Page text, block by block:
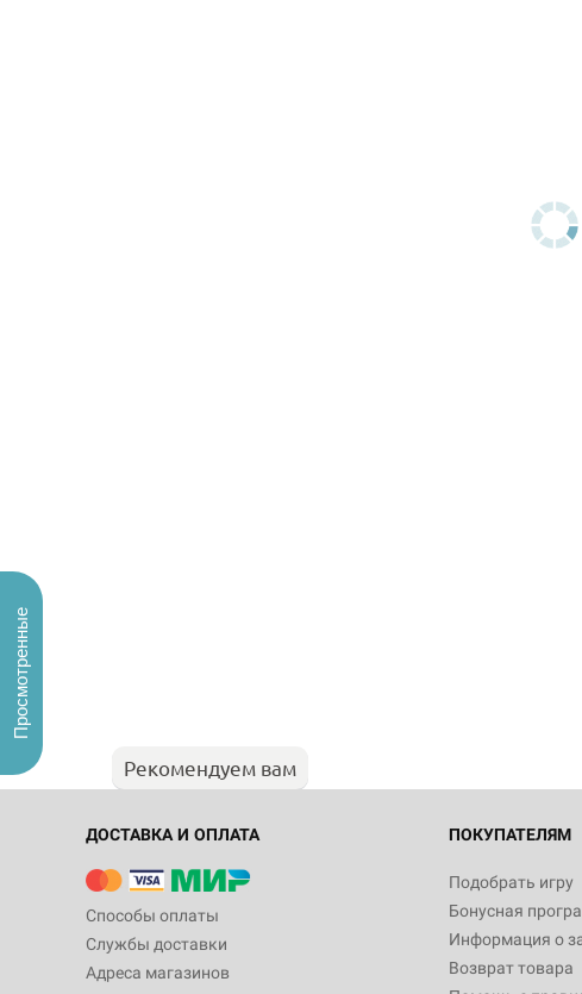
Рекомендуем вам
ДОСТАВКА И ОПЛАТА
Способы оплаты
Службы доставки
Адреса магазинов
ПОКУПАТЕЛЯМ
Подобрать игру
Бонусная
Информация о
Возврат товара
Просмотренные